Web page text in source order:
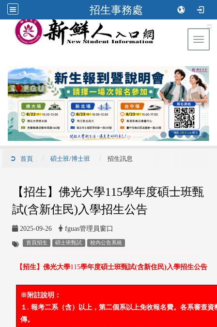
招生事務處
:::
首頁 碩士班/博士班 招生訊息
【招生】佛光大學115學年度碩士班甄
試(含新住民)入學招生公告
2025-09-26 fguas管理員窗口
首頁招生 碩士班甄試 校內公告系統
【招生】佛光大學115學年度碩士班甄試(含新住民) 入學招生公告
※附註說明：
１. 報考二系（含）以上 ，第二個系以上免收報名費。各系審查資
傳。